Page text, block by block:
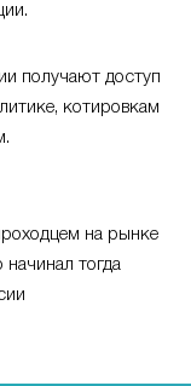
получают доступ
котировкам
на рынке
тогда